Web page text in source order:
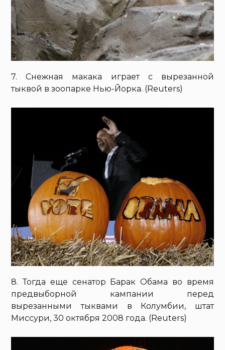
7. Снежная макака играет с вырезанной
тыквой в зоопарке Нью-Йорка. (Reuters)
8. Тогда еще сенатор Барак Обама во время
предвыборной кампании перед
вырезанными тыквами в Колумбии, штат
Миссури, 30 октября 2008 года. (Reuters)